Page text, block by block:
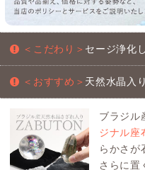
＜こだわり＞ セージ浄化
＜おすすめ＞ 天然水晶入
ブラジル
ジナル座
らかさが
さらに置